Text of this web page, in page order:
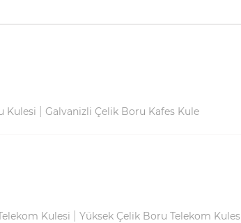
Kulesi Galvanizli Çelik Boru Kafes Kule
Kulesi Yüksek Çelik Boru Telekom